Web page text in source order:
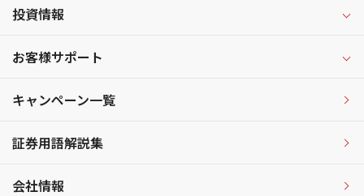
投資情報
お客様サポート
キャンペーン一覧
証券用語解説集
会社情報